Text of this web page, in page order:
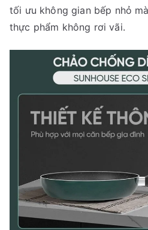
tối ưu không gian bếp nhỏ
thực phẩm không rơi vãi.